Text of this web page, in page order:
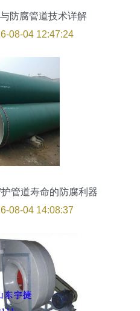
防腐管道技术详解
08-04 12:47:24
管道寿命的防腐利器
08-04 14:08:37